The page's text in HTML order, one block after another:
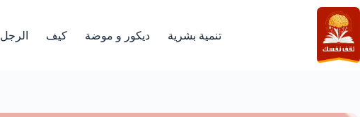
التجاوز
إلى
المحتوى
تنمية بشرية ديكور و موضة كيف الرجل